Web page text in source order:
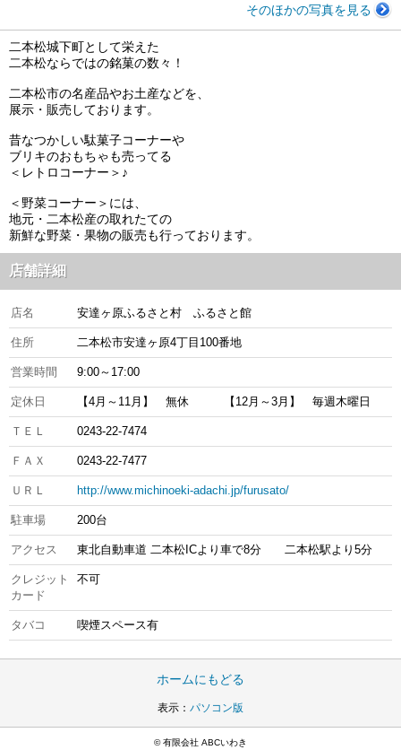
そのほかの写真を見る
二本松城下町として栄えた
二本松ならではの銘菓の数々！
二本松市の名産品やお土産などを、
展示・販売しております。
昔なつかしい駄菓子コーナーや
ブリキのおもちゃも売ってる
＜レトロコーナー＞♪
＜野菜コーナー＞には、
地元・二本松産の取れたての
新鮮な野菜・果物の販売も行っております。
店舗詳細
店名 安達ヶ原ふるさと村 ふるさと館
住所 二本松市安達ヶ原4丁目100番地
営業時間 9:00～17:00
定休日 【4月～11月】 無休 【12月～3月】 毎週木曜日
ＴＥＬ 0243-22-7474
ＦＡＸ 0243-22-7477
ＵＲＬ http://www.michinoeki-adachi.jp/furusato/
駐車場 200台
アクセス 東北自動車道 二本松ICより車で8分 二本松駅より5分
クレジット
カード
不可
タバコ 喫煙スペース有
ホームにもどる
表示： パソコン版
© 有限会社 ABCいわき